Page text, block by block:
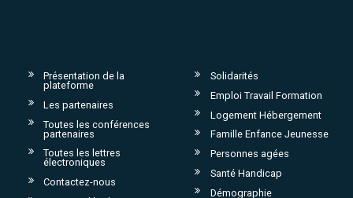
Présentation de la
plateforme
Les partenaires
Toutes les conférences
partenaires
Toutes les lettres
électroniques
Contactez-nous
Solidarités
Emploi Travail Formation
Logement Hébergement
Famille Enfance Jeunesse
Personnes agées
Santé Handicap
Démographie